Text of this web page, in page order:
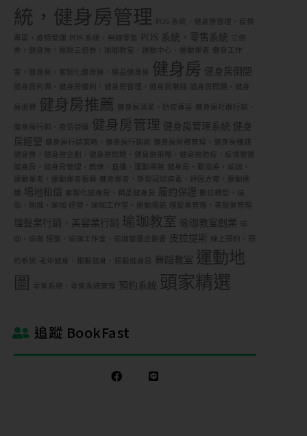
統，健身房管理
POS 系統，健身房管理，疫情
專區，疫情營運 POS 系統，無線零售 POS 系統，零售系統
三倍
券，健身房，振興三倍券，瑜珈教室，運動中心，運動業者
健身工作
室，健身房，客製化健身房，精品健身房 健身房 健身房倒閉
健身房利潤，健身房獲利，健身房管理，健身房賺錢 健身房問題，健身
房退費 健身房推薦 健身房清潔，防疫專區 健身房社群行銷，
健身房行銷，疫情營運 健身房管理 健身房管理系統 健身
房經營
健身房行銷策略，健身房行銷術
健身房財務管理，健身房賺錢
健身房，健身房企劃，健身房問題，健身房策略，健身房防疫，疫情營運
健身房，健身房管理，教練，直播，運動場館
健身房，動滋券，瑜珈，
運動業者，運動業者振興
健身業者，新型冠狀病毒，紓困方案，運動團
場地租借 客製化健身房，精品健身房 履約保證
數位轉型，瑜
伽，瑜珈，瑜珈 經營，瑜珈工作室，運動場館
理髮業管理，美髮業管理
理髮業行銷，美容業行銷 瑜珈教室 瑜珈教室創業
珈，瑜珈 經營，瑜珈工作室，瑜珈營運企劃書
皮拉提斯 線上預約，預
約系統 老年健身，銀髮健身，銀髮健身房 舞蹈教室 運動地
圖
零售系統，零售系統管理 預約系統 頭家精選
追蹤 BookFast